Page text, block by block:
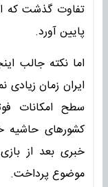
تفاوت گذشت که
پایین آورد.
اما نکته جالب
ایران زمان
سطح امکانات
کشورهای
خبری بعد از
موضوع پرداخت.